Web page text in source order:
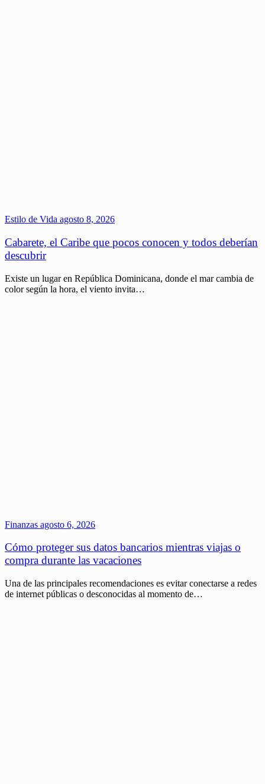
Estilo de Vida agosto 8, 2026
Cabarete, el Caribe que pocos conocen y todos deberían
descubrir
Existe un lugar en República Dominicana, donde el mar cambia de
color según la hora, el viento invita…
Finanzas agosto 6, 2026
Cómo proteger sus datos bancarios mientras viajas o
compra durante las vacaciones
Una de las principales recomendaciones es evitar conectarse a redes
de internet públicas o desconocidas al momento de…